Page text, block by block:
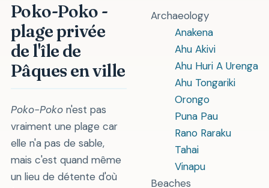
Archaeology
Anakena
Ahu Akivi
Ahu Huri A Urenga
Ahu Tongariki
Orongo
Puna Pau
Rano Raraku
Tahai
Vinapu
Beaches
Poko-Poko -
plage privée
de l'île de
Pâques en ville
Poko-Pokon'est pas
vraiment une plage car
elle n'a pas de sable,
mais c'est quand même
un lieu de détente d'où